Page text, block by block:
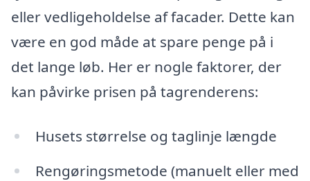
eller vedligeholdelse af facader. Dette kan
være en god måde at spare penge på i
det lange løb. Her er nogle faktorer, der
kan påvirke prisen på tagrenderens:
Husets størrelse og taglinje længde
Rengøringsmetode (manuelt eller med